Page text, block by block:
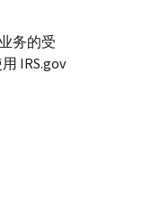
务的受
IRS.gov